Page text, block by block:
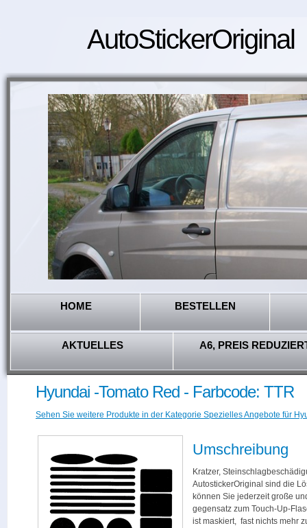
AutoStickerOriginal
HOME BESTELLEN
AKTUELLES A6, PREIS
Hyundai -Tomato Red - Farbcode: TTR
Sehen Sie weitere Produkte in der Kategorie Spezielles Angebote für
Umschreibung
Kratzer,
AutostickerOriginal sind die
können Sie jederzeit große
gegensatz zum Touch-Up-
ist maskiert, fast nichts mehr